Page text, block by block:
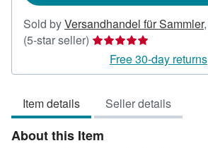
Sold byVersandhandel für Sammler,
(5-star seller) Seller
rating
5
5
stars
Free 30-day returns
Item details Seller details
About this Item